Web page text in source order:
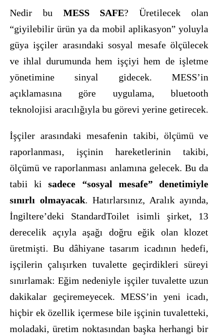
Nedir bu MESS SAFE? Üretilecek olan
“giyilebilir ürün ya da mobil aplikasyon” yoluyla
güya işçiler arasındaki sosyal mesafe ölçülecek
ve ihlal durumunda hem işçiyi hem de işletme
yönetimine sinyal gidecek. MESS’in
açıklamasına göre uygulama, bluetooth
teknolojisi aracılığıyla bu görevi yerine getirecek.
İşçiler arasındaki mesafenin takibi, ölçümü ve
raporlanması, işçinin hareketlerinin takibi,
ölçümü ve raporlanması anlamına gelecek. Bu da
tabii kisadece “sosyal mesafe” denetimiyle
sınırlı olmayacak. Hatırlarsınız, Aralık ayında,
İngiltere’deki StandardToilet isimli şirket, 13
derecelik açıyla aşağı doğru eğik olan klozet
üretmişti. Bu dâhiyane tasarım icadının hedefi,
işçilerin çalışırken tuvalette geçirdikleri süreyi
sınırlamak: Eğim nedeniyle işçiler tuvalette uzun
dakikalar geçiremeyecek. MESS’in yeni icadı,
hiçbir ek özellik içermese bile işçinin tuvaletteki,
moladaki, üretim noktasından başka herhangi bir